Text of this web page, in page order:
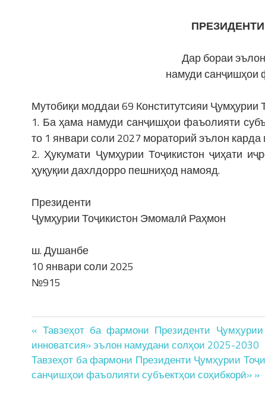
Дар бораи
намуди санҷишҳои
Мутобиқи моддаи 69 Конститутсияи Ҷумҳурии
1. Ба ҳама намуди санҷишҳои фаъолияти
то 1 январи соли 2027 мораторий эълон
2. Ҳукумати Ҷумҳурии Тоҷикистон ҷиҳати
ҳуқуқии дахлдорро пешниҳод намояд.
Президенти
Ҷумҳурии Тоҷикистон Эмомалӣ Раҳмон
ш. Душанбе
10 январи соли 2025
№915
Post
navigation
« Тавзеҳот ба фармони Президенти
инноватсия» эълон намудани солҳои 2025-2030
Тавзеҳот ба фармони Президенти Ҷумҳурии
санҷишҳои фаъолияти субъектҳои соҳибкорӣ» »